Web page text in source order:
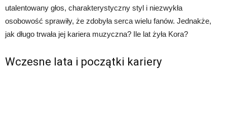
utalentowany głos, charakterystyczny styl i niezwykła
osobowość sprawiły, że zdobyła serca wielu fanów. Jednakże,
jak długo trwała jej kariera muzyczna? Ile lat żyła Kora?
Wczesne lata i początki kariery